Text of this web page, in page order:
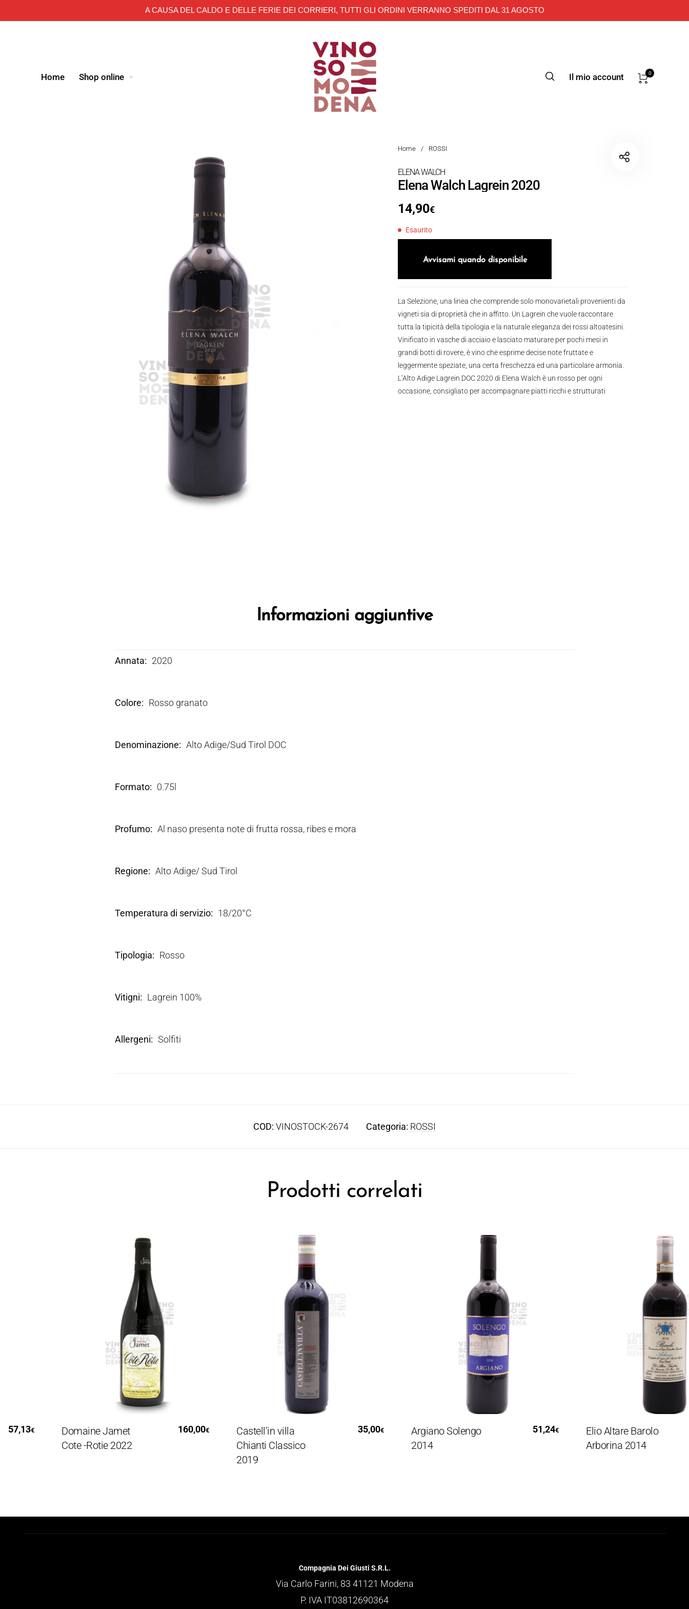
A CAUSA DEL CALDO E DELLE FERIE DEI CORRIERI, TUTTI GLI ORDINI VERRANNO SPEDITI DAL 31 AGOSTO
Home Shop online Il mio account 0
Home / ROSSI
ELENA WALCH
Elena Walch Lagrein 2020
14,90€
Esaurito
Avvisami quando disponibile
La Selezione, una linea che comprende solo monovarietali provenienti da
vigneti sia di proprietà che in affitto. Un Lagrein che vuole raccontare
tutta la tipicità della tipologia e la naturale eleganza dei rossi altoatesini.
Vinificato in vasche di acciaio e lasciato maturare per pochi mesi in
grandi botti di rovere, è vino che esprime decise note fruttate e
leggermente speziate, una certa freschezza ed una particolare armonia.
L’Alto Adige Lagrein DOC 2020 di Elena Walch è un rosso per ogni
occasione, consigliato per accompagnare piatti ricchi e strutturati
Informazioni aggiuntive
Annata 2020
Colore Rosso granato
Denominazione Alto Adige/Sud Tirol DOC
Formato 0.75l
Profumo Al naso presenta note di frutta rossa, ribes e mora
Regione Alto Adige/ Sud Tirol
Temperatura di servizio 18/20°C
Tipologia Rosso
Vitigni Lagrein 100%
Allergeni Solfiti
COD: VINOSTOCK-2674 Categoria: ROSSI
Prodotti correlati
Castell’in villa
Chianti Classico
2019
35,00€
Argiano Solengo
2014
51,24 €
Elio Altare Barolo
Arborina 2014
€
Domaine Jamet
Cote -Rotie 2022
160,00€
Compagnia Dei Giusti S.R.L.
Via Carlo Farini, 83 41121 Modena
P. IVA IT03812690364